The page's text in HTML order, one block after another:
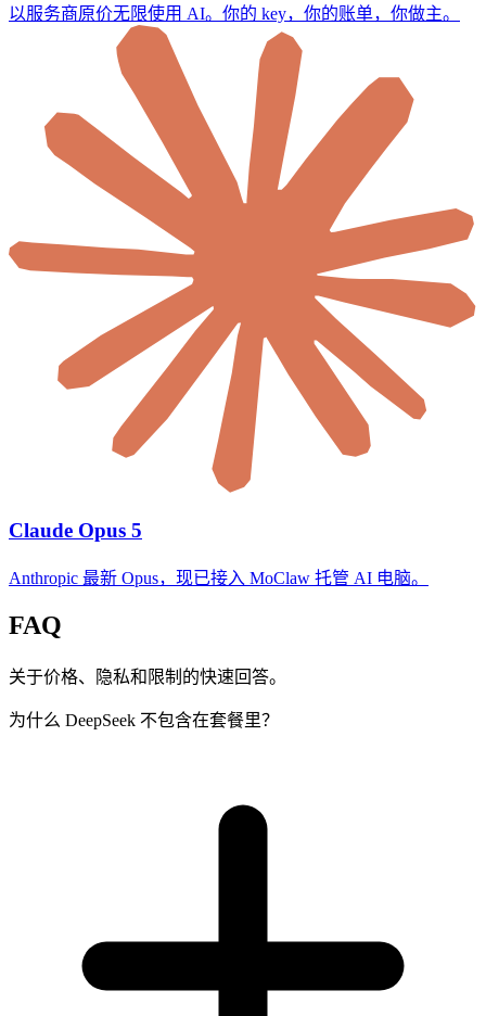
以服务商原价无限使用 AI。你的 key，你的账单，你做主。
Claude Opus 5
Anthropic 最新 Opus，现已接入 MoClaw 托管 AI 电脑。
FAQ
关于价格、隐私和限制的快速回答。
为什么 DeepSeek 不包含在套餐里？